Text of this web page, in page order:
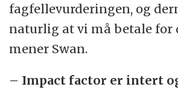
fagfellevurderingen, og
naturlig at vi må betale for
mener Swan.
– Impact factor er intert